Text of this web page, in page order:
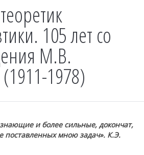
105 лет со
М.В.
1978)
и более сильные, докончат,
поставленных мною задач». К.Э.